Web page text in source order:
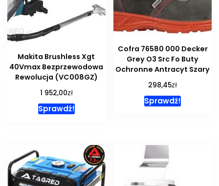
Makita Brushless Xgt
40Vmax Bezprzewodowa
Rewolucja (VC008GZ)
1 952,00zł
Sprawdź!
Cofra 76580 000 Decker
Grey O3 Src Fo Buty
Ochronne Antracyt Szary
298,45zł
Sprawdź!